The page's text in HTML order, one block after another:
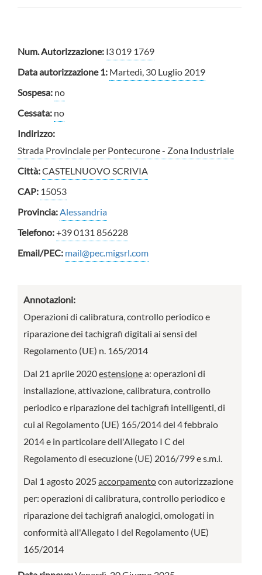
Num. Autorizzazione: I3 019 1769
Data autorizzazione 1: Martedì, 30 Luglio 2019
Sospesa: no
Cessata: no
Indirizzo:
Strada Provinciale per Pontecurone - Zona Industriale
Città:CASTELNUOVO SCRIVIA
CAP: 15053
Provincia:Alessandria
Telefono:+39 0131 856228
Email/PEC: mail@pec.migsrl.com
Annotazioni:
Operazioni di calibratura, controllo periodico e
riparazione dei tachigrafi digitali ai sensi del
Regolamento (UE) n. 165/2014
Dal 21 aprile 2020estensionea: operazioni di
installazione, attivazione, calibratura, controllo
periodico e riparazione dei tachigrafi intelligenti, di
cui al Regolamento (UE) 165/2014 del 4 febbraio
2014 e in particolare dell'Allegato I C del
Regolamento di esecuzione (UE) 2016/799 e s.m.i.
Dal 1 agosto 2025accorpamentocon autorizzazione
per: operazioni di calibratura, controllo periodico e
riparazione dei tachigrafi analogici, omologati in
conformità all'Allegato I del Regolamento (UE)
165/2014